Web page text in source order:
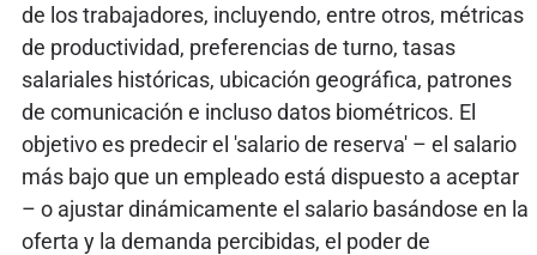
de los trabajadores, incluyendo, entre otros, métricas
de productividad, preferencias de turno, tasas
salariales históricas, ubicación geográfica, patrones
de comunicación e incluso datos biométricos. El
objetivo es predecir el 'salario de reserva' – el salario
más bajo que un empleado está dispuesto a aceptar
– o ajustar dinámicamente el salario basándose en la
oferta y la demanda percibidas, el poder de